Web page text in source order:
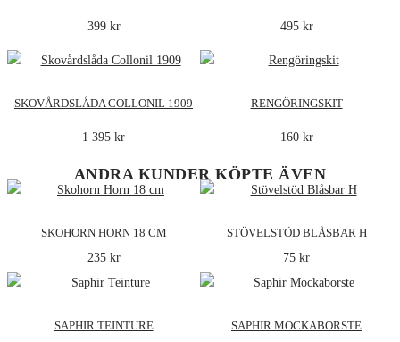
399 kr 495 kr
SKOVÅRDSLÅDA COLLONIL 1909
1 395 kr
RENGÖRINGSKIT
160 kr
ANDRA KUNDER KÖPTE ÄVEN
SKOHORN HORN 18 CM
235 kr
STÖVELSTÖD BLÅSBAR H
75 kr
SAPHIR TEINTURE
SAPHIR MOCKABORSTE